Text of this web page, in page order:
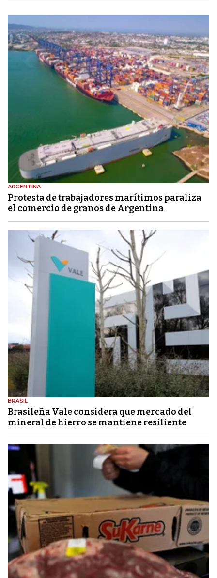
ARGENTINA
Protesta de trabajadores marítimos paraliza
el comercio de granos de Argentina
BRASIL
Brasileña Vale considera que mercado del
mineral de hierro se mantiene resiliente